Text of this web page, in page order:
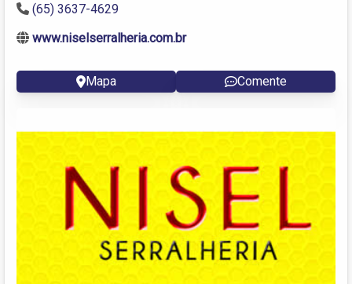
(65) 3637-4629
www.niselserralheria.com.br
Mapa Comente